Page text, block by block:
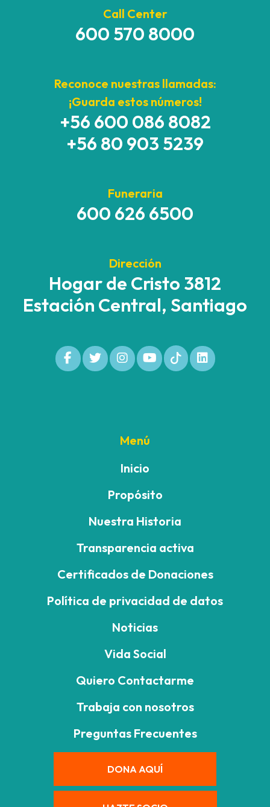
Call Center
600 570 8000
Reconoce nuestras llamadas:
¡Guarda estos números!
+56 600 086 8082
+56 80 903 5239
Funeraria
600 626 6500
Dirección
Hogar de Cristo 3812
Estación Central, Santiago
Menú
Inicio
Propósito
Nuestra Historia
Transparencia activa
Certificados de Donaciones
Política de privacidad de datos
Noticias
Vida Social
Quiero Contactarme
Trabaja con nosotros
Preguntas Frecuentes
DONA AQUÍ